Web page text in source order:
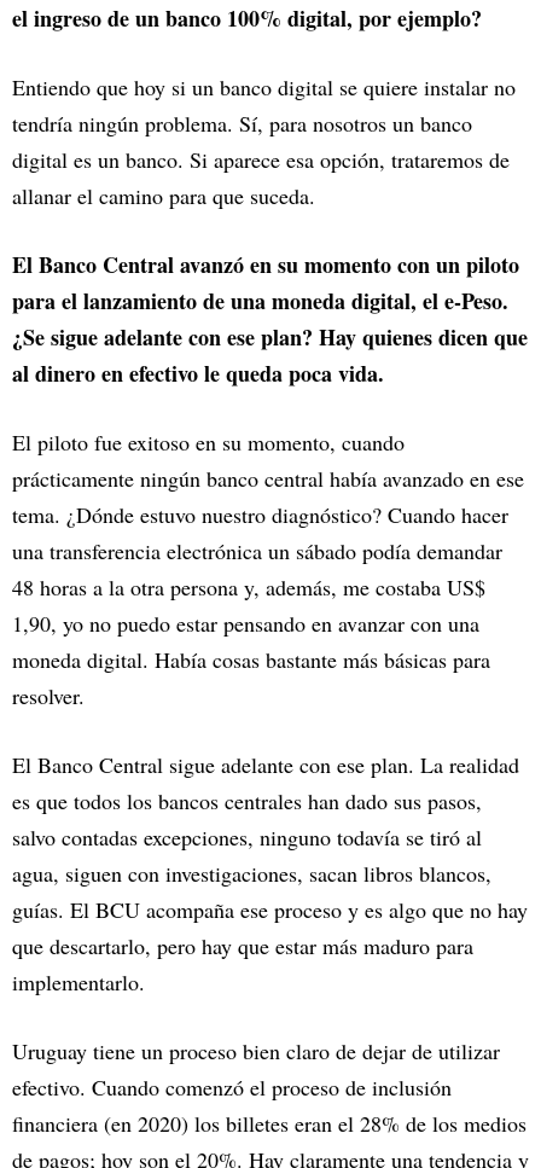
el ingreso de un banco 100% digital, por ejemplo?
Entiendo que hoy si un banco digital se quiere instalar no
tendría ningún problema. Sí, para nosotros un banco
digital es un banco. Si aparece esa opción, trataremos de
allanar el camino para que suceda.
El Banco Central avanzó en su momento con un piloto
para el lanzamiento de una moneda digital, el e-Peso.
¿Se sigue adelante con ese plan? Hay quienes dicen que
al dinero en efectivo le queda poca vida.
El piloto fue exitoso en su momento, cuando
prácticamente ningún banco central había avanzado en ese
tema. ¿Dónde estuvo nuestro diagnóstico? Cuando hacer
una transferencia electrónica un sábado podía demandar
48 horas a la otra persona y, además, me costaba US$
1,90, yo no puedo estar pensando en avanzar con una
moneda digital. Había cosas bastante más básicas para
resolver.
El Banco Central sigue adelante con ese plan. La realidad
es que todos los bancos centrales han dado sus pasos,
salvo contadas excepciones, ninguno todavía se tiró al
agua, siguen con investigaciones, sacan libros blancos,
guías. El BCU acompaña ese proceso y es algo que no hay
que descartarlo, pero hay que estar más maduro para
implementarlo.
Uruguay tiene un proceso bien claro de dejar de utilizar
efectivo. Cuando comenzó el proceso de inclusión
financiera (en 2020) los billetes eran el 28% de los medios
de pagos; hoy son el 20%. Hay claramente una tendencia y